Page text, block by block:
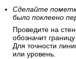
Сделайте
было поклеено
Проведите на
обозначит
Для точности
или уровень.